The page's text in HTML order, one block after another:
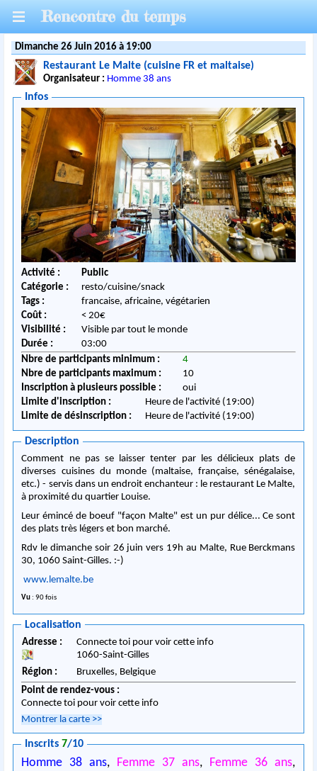
Rencontre du temps
Dimanche 26 Juin 2016 à 19:00
Restaurant Le Malte (cuisine FR et maltaise)
Organisateur : Homme 38 ans
Infos
Activité :
Public
Catégorie :
resto/cuisine/snack
Tags :
francaise, africaine, végétarien
Coût :
< 20€
Visibilité :
Visible par tout le monde
Durée :
03:00
Nbre de participants minimum :
4
Nbre de participants maximum :
10
Inscription à plusieurs possible :
oui
Limite d'inscription :
Heure de l'activité (19:00)
Limite de désinscription :
Heure de l'activité (19:00)
Description
Comment ne pas se laisser tenter par les délicieux plats de
diverses cuisines du monde (maltaise, française, sénégalaise,
etc.) - servis dans un endroit enchanteur : le restaurant Le Malte,
à proximité du quartier Louise.
Leur émincé de boeuf "façon Malte" est un pur délice... Ce sont
des plats très légers et bon marché.
Rdv le dimanche soir 26 juin vers 19h au Malte, Rue Berckmans
30, 1060 Saint-Gilles. :-)
www.lemalte.be
Vu : 90 fois
Localisation
Adresse :
Connecte toi pour voir cette info
1060-Saint-Gilles
Région :
Bruxelles, Belgique
Point de rendez-vous :
Connecte toi pour voir cette info
Montrer la carte >>
Inscrits7/10
Homme 38 ans, Femme 37 ans, Femme 36 ans,